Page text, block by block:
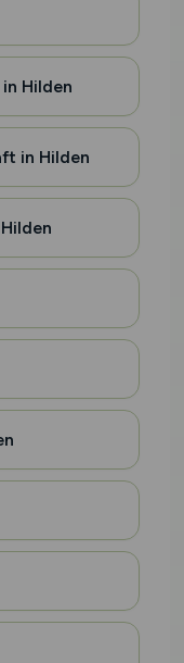
Hilden
in Hilden